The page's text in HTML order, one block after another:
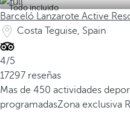
Todo incluido
Barceló Lanzarote Active
Costa Teguise, Spain
4/5
17297 reseñas
Mas de 450 actividades
programadasZona exclusiva